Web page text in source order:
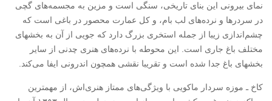
نمای بیرونی این بنای تاریخی، سنگی است و مزین به مجسمه‌های گچی
در سردرها و نرده‌های لب بام، و کل عمارت محصور در باغی است که
چشم‌اندازی زیبا از جمله استخری بزرگ دارد که جویی از آن به بخشهای
مختلف باغ جاری است. این محوطه با نرده‌های هنری چدنی از سایر
بخشهای باغ جدا شده است و تقریبا نقشی همچون اندرونی ایفا می‌کند.
کاخ ـ موزه سردار ماکویی با ویژگی‌های ممتاز هنری‌اش، از مهمترین